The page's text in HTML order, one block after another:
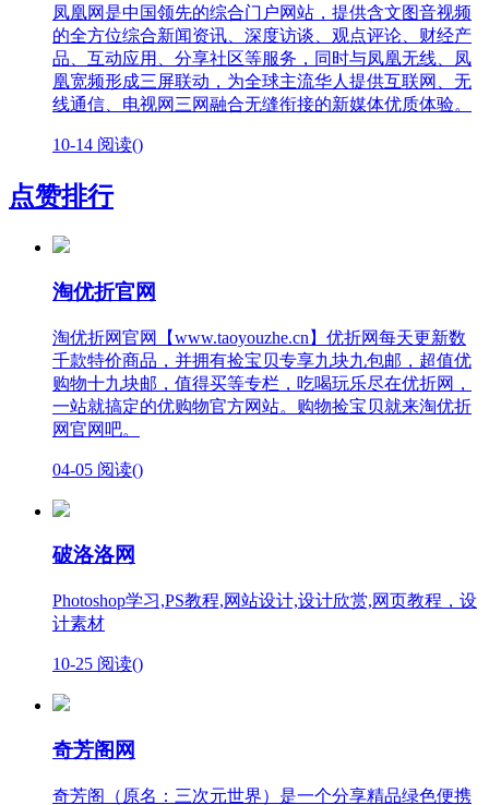
凤凰网是中国领先的综合门户网站，提供含文图音视频
的全方位综合新闻资讯、深度访谈、观点评论、财经产
品、互动应用、分享社区等服务，同时与凤凰无线、凤
凰宽频形成三屏联动，为全球主流华人提供互联网、无
线通信、电视网三网融合无缝衔接的新媒体优质体验。
10-14 阅读()
点赞排行
淘优折官网
淘优折网官网【www.taoyouzhe.cn】优折网每天更新数
千款特价商品，并拥有捡宝贝专享九块九包邮，超值优
购物十九块邮，值得买等专栏，吃喝玩乐尽在优折网，
一站就搞定的优购物官方网站。购物捡宝贝就来淘优折
网官网吧。
04-05 阅读()
破洛洛网
Photoshop学习,PS教程,网站设计,设计欣赏,网页教程，设
计素材
10-25 阅读()
奇芳阁网
奇芳阁（原名：三次元世界）是一个分享精品绿色便携